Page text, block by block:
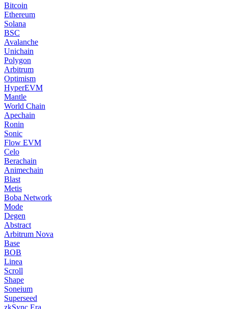
Bitcoin
Ethereum
Solana
BSC
Avalanche
Unichain
Polygon
Arbitrum
Optimism
HyperEVM
Mantle
World Chain
Apechain
Ronin
Sonic
Flow EVM
Celo
Berachain
Animechain
Blast
Metis
Boba Network
Mode
Degen
Abstract
Arbitrum Nova
Base
BOB
Linea
Scroll
Shape
Soneium
Superseed
zkSync Era